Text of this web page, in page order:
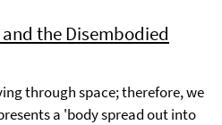
the Disembodied
through space; therefore, we
a 'body spread out into